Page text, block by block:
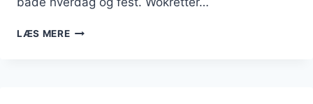
LÆS MEREWOK